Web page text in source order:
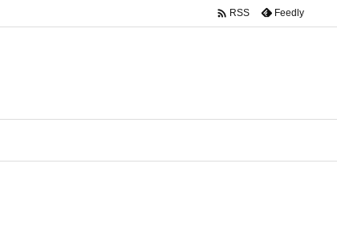
 RSS Feedly